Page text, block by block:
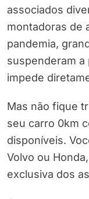
associados
montadoras de
pandemia,
suspenderam
impede
Mas não fique
seu carro 0km
disponíveis.
Volvo ou
exclusiva dos